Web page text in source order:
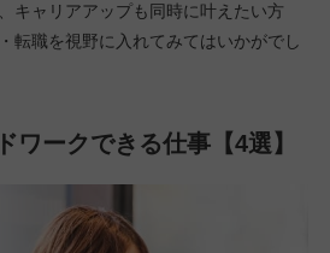
キャリアアップも同時に叶えたい方
転職を視野に入れてみてはいかがでし
ワークできる仕事【4選】